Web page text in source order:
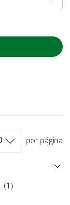
por página
(1)